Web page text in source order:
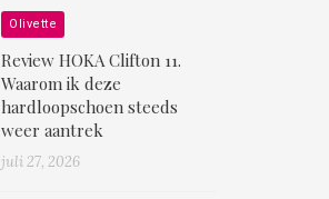
Olivette
Review HOKA Clifton 11.
Waarom ik deze
hardloopschoen steeds
weer aantrek
juli 27, 2026